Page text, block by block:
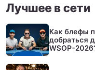
Лучшее в сети
Как блефы
добраться
WSOP-